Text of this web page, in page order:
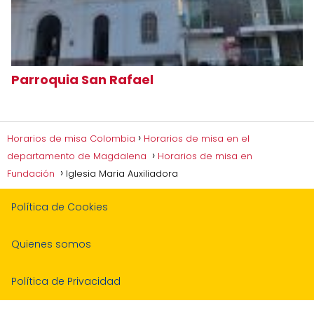
Parroquia San Rafael
Horarios de misa Colombia
Horarios de misa en el
departamento de Magdalena
Horarios de misa en
Fundación
Iglesia Maria Auxiliadora
Política de Cookies
Quienes somos
Política de Privacidad